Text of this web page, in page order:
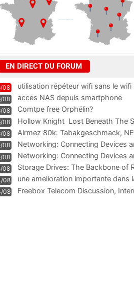
EN DIRECT DU FORUM
08 utilisation répéteur wifi sans le wifi
08 acces NAS depuis smartphone
08 Comtpe free Orphélin?
08 Hollow Knight  Lost Beneath The
08
Airmez 80k: Tabakgeschmack,
Technologie und Leistung im
08 Networking: Connecting Devices
08
Networking: Connecting Devices
Information
08
Storage Drives: The Backbone of
Management
08
une amelioration importante dans
WIFI
08
Freebox Telecom Discussion,